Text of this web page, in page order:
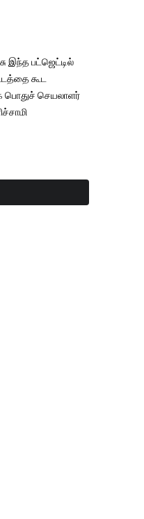
இந்த பட்ஜெட்டில்
கூட
பொதுச் செயலாளர்